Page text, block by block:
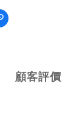
顧客評價